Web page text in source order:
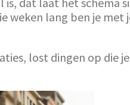
lang ben je met
lost dingen op die